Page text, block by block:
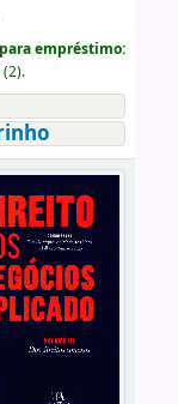
empréstimo:
(2).